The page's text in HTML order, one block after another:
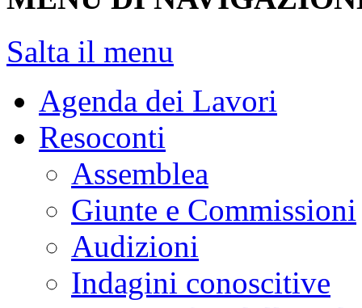
Salta il menu
Agenda dei Lavori
Resoconti
Assemblea
Giunte e Commissioni
Audizioni
Indagini conoscitive